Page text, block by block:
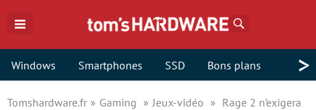
Windows Smartphones SSD Bons plans >
Tomshardware.fr Gaming Jeux-vidéo
Rage 2 n’exigera